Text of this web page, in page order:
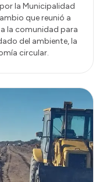
la Municipalidad
que reunió a
la comunidad para
del ambiente, la
circular.